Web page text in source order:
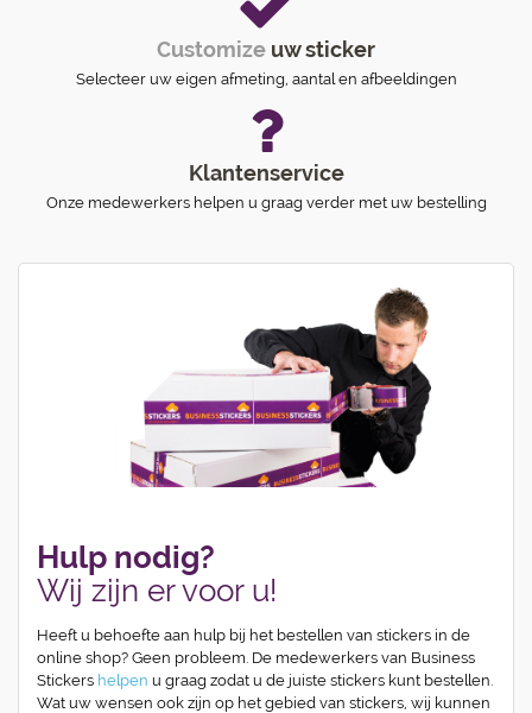
Customize uw sticker
Selecteer uw eigen afmeting, aantal en afbeeldingen
Klantenservice
Onze medewerkers helpen u graag verder met uw bestelling
Hulp nodig?
Wij zijn er voor u!
Heeft u behoefte aan hulp bij het bestellen van stickers in de
online shop? Geen probleem. De medewerkers van Business
Stickers helpen u graag zodat u de juiste stickers kunt bestellen.
Wat uw wensen ook zijn op het gebied van stickers, wij kunnen